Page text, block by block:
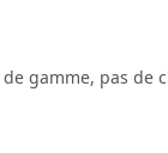
gamme, pas